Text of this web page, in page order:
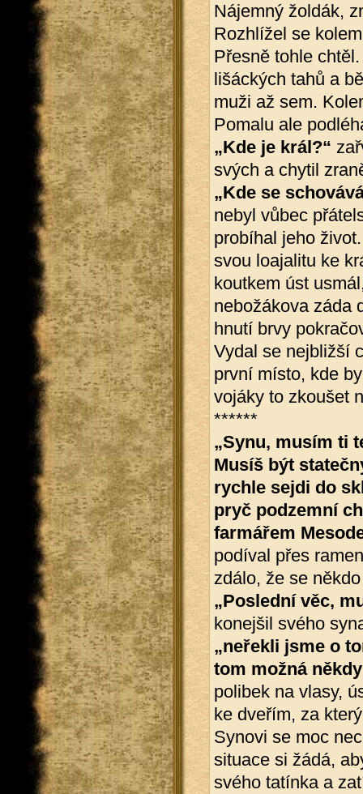
Nájemný žoldák,
Rozhlížel se
Přesně tohle
lišáckých tahů a
muži až sem.
Pomalu ale
„Kde je král?“
svých a chytil
„Kde se
nebyl vůbec
probíhal jeho
svou loajalitu ke
koutkem úst
nebožákova záda
hnutí brvy
Vydal se nejbližší
první místo, kde
vojáky to zkoušet
******
„Synu, musím ti
Musíš být
rychle sejdi do
pryč podzemní
farmářem
podíval přes
zdálo, že se
„Poslední věc,
konejšil svého
„neřekli jsme o
tom možná
polibek na vlasy,
ke dveřím, za
Synovi se moc
situace si žádá,
svého tatínka a